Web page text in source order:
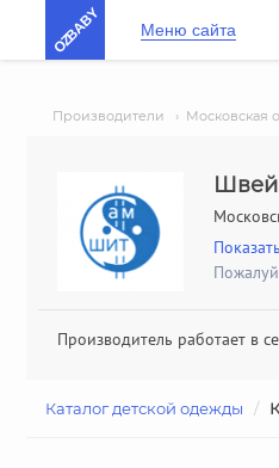
OZBABY Меню сайта
Производители › Московская
Производитель работает в
Каталог детской одежды /